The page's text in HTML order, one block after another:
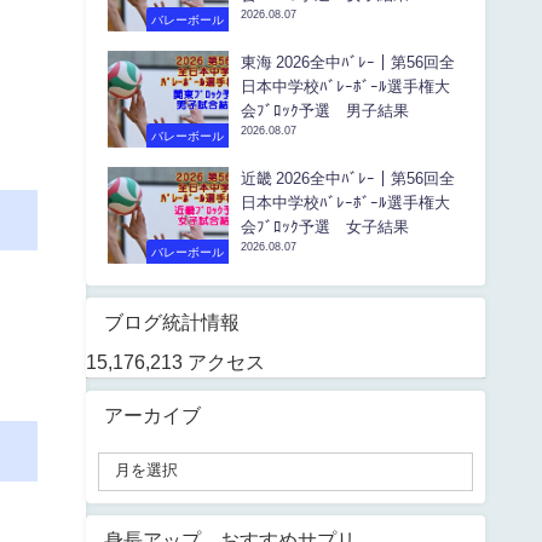
バレーボール 2026.08.07
バレーボール
東海 2026全中ﾊﾞﾚｰ｜第56回全
日本中学校ﾊﾞﾚｰﾎﾞｰﾙ選手権大
会ﾌﾞﾛｯｸ予選 男子結果
2026.08.07
バレーボール
近畿 2026全中ﾊﾞﾚｰ｜第56回全
日本中学校ﾊﾞﾚｰﾎﾞｰﾙ選手権大
会ﾌﾞﾛｯｸ予選 女子結果
2026.08.07
ブログ統計情報
15,176,213 アクセス
アーカイブ